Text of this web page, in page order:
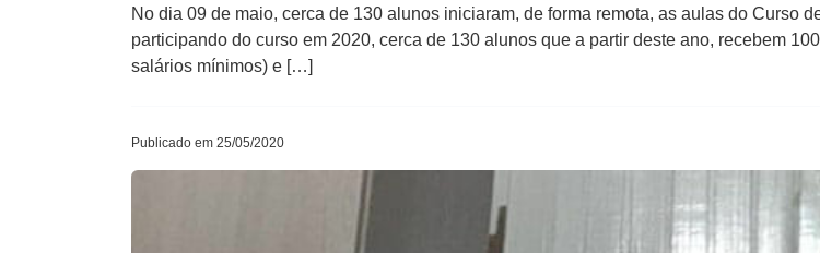
No dia 09 de maio, cerca de 130 alunos iniciaram, de forma remota, as aulas do Curso
participando do curso em 2020, cerca de 130 alunos que a partir deste ano, recebem
salários mínimos) e […]
Publicado em 25/05/2020